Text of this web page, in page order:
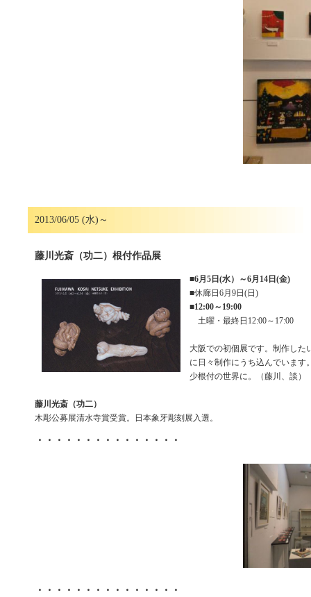
2013/06/05 (水)～
藤川光斎（功二）根付作品展
■6月5日(水）～6月14日(金)
■休廊日6月9日(日)
■12:00～19:00
土曜・最終日12:00～17:00
大阪での初個展です。制作した
に日々制作にうち込んでいます
少根付の世界に。（藤川、談）
藤川光斎（功二）
木彫公募展清水寺賞受賞。日本象牙彫刻展入選。
・・・・・・・・・・・・・・・
・・・・・・・・・・・・・・・